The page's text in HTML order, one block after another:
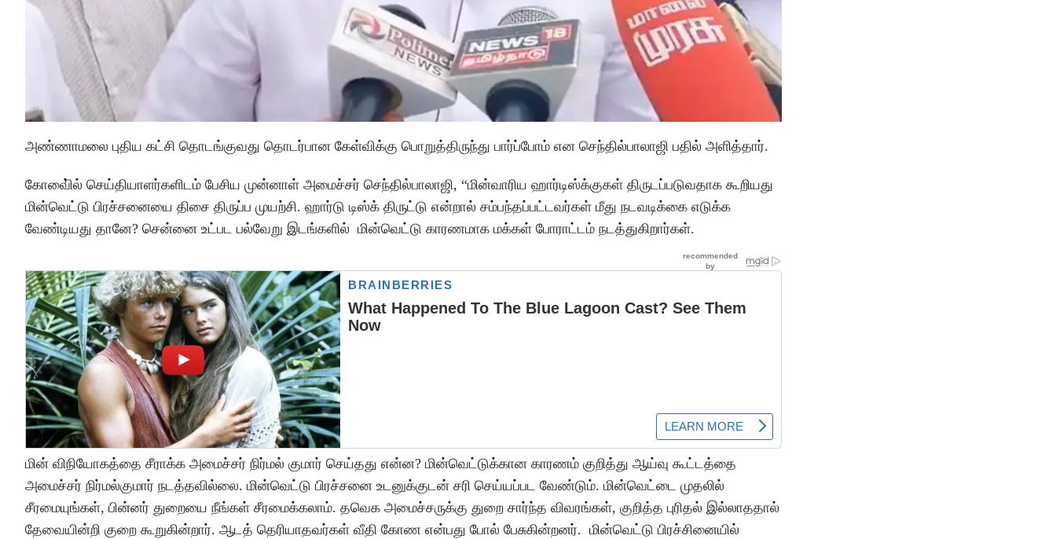
அண்ணாமலை புதிய கட்சி தொடங்குவது தொடர்பான கேள்விக்கு பொறுத்திருந்து பார்ப்போம் என செந்தில்பாலாஜி பதில் அளித்தார்.
கோவை்ில் செய்தியாளர்களிடம் பேசிய முன்னாள் அமைச்சர் செந்தில்பாலாஜி, “மின்வாரிய ஹார்டிஸ்க்குகள் திருடப்படுவதாக கூறியது
மின்வெட்டு பிரச்சனையை திசை திருப்ப முயற்சி. ஹார்டு டிஸ்க் திருட்டு என்றால் சம்பந்தப்பட்டவர்கள் மீது நடவடிக்கை எடுக்க
வேண்டியது தானே? சென்னை உட்பட பல்வேறு இடங்களில் மின்வெட்டு காரணமாக மக்கள் போராட்டம் நடத்துகிறார்கள்.
மின் விநியோகத்தை சீராக்க அமைச்சர் நிர்மல் குமார் செய்தது என்ன? மின்வெட்டுக்கான காரணம் குறித்து ஆய்வு கூட்டத்தை
அமைச்சர் நிர்மல்குமார் நடத்தவில்லை. மின்வெட்டு பிரச்சனை உடனுக்குடன் சரி செய்யப்பட வேண்டும். மின்வெட்டை முதலில்
சீரமையுங்கள், பின்னர் துறையை நீங்கள் சீரமைக்கலாம். தவெக அமைச்சருக்கு துறை சார்ந்த விவரங்கள், குறித்த புரிதல் இல்லாததால்
தேவையின்றி குறை கூறுகின்றார். ஆடத் தெரியாதவர்கள் வீதி கோண என்பது போல் பேசுகின்றனர். மின்வெட்டு பிரச்சினையில்